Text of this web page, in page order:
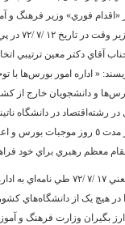
فوري» وزير فرهنگ
نظر
مدير کل بورس‌ها و دانشجويان
رشته‌اقتصاد در دانشگاه
جنابعالي با اعمال فشار در
معظم رهبري براي خود
ج) جنابعالي در همان
در هيچ يک از دانشگاه‌هاي
بگيران وزارت فرهنگ و